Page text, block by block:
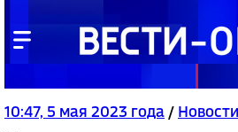
10:47, 5 мая 2023 года / Новости